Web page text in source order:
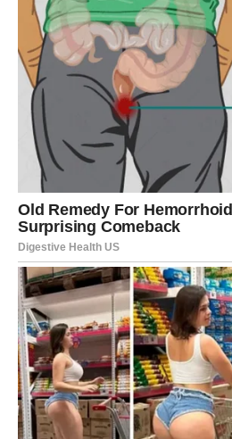
Zanemarivanje utjecaja gladi
Pogreška:Djeca mogu postati
zbog gladi, no roditelji često ne
Savjet:
Budite pripremljeni i
sobom. To može spriječiti nagle
zbog neprehranjivanja.
Neinformiranje o posljedicama
Pogreška:Djeca nisu uvijek
svojih postupaka.
Savjet:Jasno im objasnite što bi
nastave s određenim
obuješ sigurnosni pojas, možeš